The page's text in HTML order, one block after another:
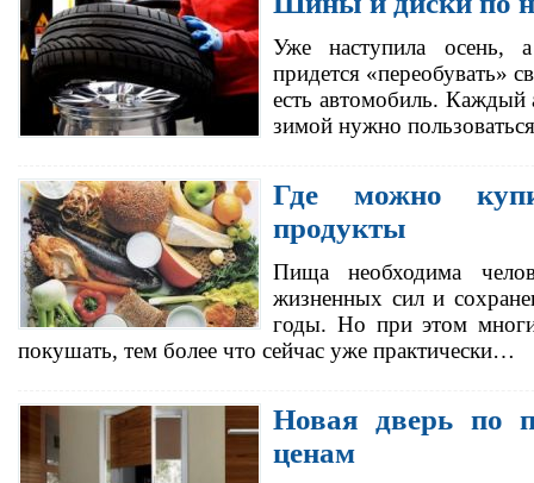
Уже наступила осень, а
придется «переобувать»
есть автомобиль. Каждый
зимой нужно
Где можно
продукты
Пища необходима
жизненных сил и
годы. Но при этом
покушать, тем более что сейчас уже практически…
Новая дверь по
ценам